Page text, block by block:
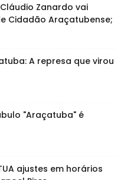
Zanardo vai
Cidadão Araçatubense;
A represa que virou
"Araçatuba" é
ajustes em horários